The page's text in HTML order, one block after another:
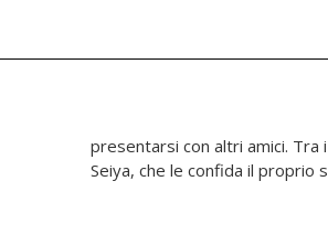
Seiya, che le confida il proprio